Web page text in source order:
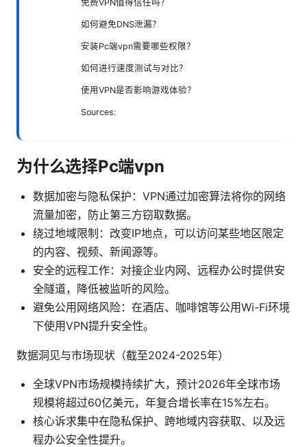
免费VPN值得信任吗？
如何避免DNS泄漏？
安装Pc端vpn需要哪些权限？
如何进行速度测试与对比？
使用VPN是否影响游戏体验？
Sources:
为什么选择Pc端vpn
数据加密与隐私保护：VPN通过加密算法将你的网络
流量加密，防止第三方窃取数据。
绕过地域限制：改变IP地点，可以访问某些地区限定
的内容、视频、新闻源等。
安全的远程工作：对接企业内网、远程办公时提供安
全隧道，降低被监听的风险。
避免公用网络风险：在酒店、咖啡馆等公用Wi-Fi环境
下使用VPN提升安全性。
数据洞见与市场现状（截至2024-2025年）
全球VPN市场规模持续扩大，预计2026年全球市场
规模将超过60亿美元，年复合增长率在15%左右。
核心诉求集中在隐私保护、跨地域内容获取、以及远
程办公安全性提升。